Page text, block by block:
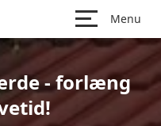
Menu
- forlæng